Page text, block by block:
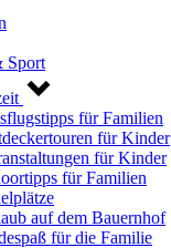
Sport
für Familien
für Kinder
für Kinder
für Familien
auf dem Bauernhof
für die Familie